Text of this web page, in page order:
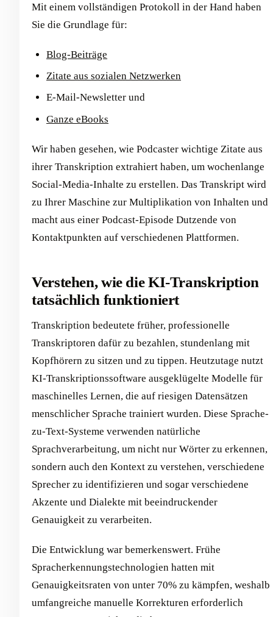
Mit einem vollständigen Protokoll in der Hand haben
Sie die Grundlage für:
Blog-Beiträge
Zitate aus sozialen Netzwerken
E-Mail-Newsletter und
Ganze eBooks
Wir haben gesehen, wie Podcaster wichtige Zitate aus
ihrer Transkription extrahiert haben, um wochenlange
Social-Media-Inhalte zu erstellen. Das Transkript wird
zu Ihrer Maschine zur Multiplikation von Inhalten und
macht aus einer Podcast-Episode Dutzende von
Kontaktpunkten auf verschiedenen Plattformen.
Verstehen, wie die KI-Transkription
tatsächlich funktioniert
Transkription bedeutete früher, professionelle
Transkriptoren dafür zu bezahlen, stundenlang mit
Kopfhörern zu sitzen und zu tippen. Heutzutage nutzt
KI-Transkriptionssoftware ausgeklügelte Modelle für
maschinelles Lernen, die auf riesigen Datensätzen
menschlicher Sprache trainiert wurden. Diese Sprache-
zu-Text-Systeme verwenden natürliche
Sprachverarbeitung, um nicht nur Wörter zu erkennen,
sondern auch den Kontext zu verstehen, verschiedene
Sprecher zu identifizieren und sogar verschiedene
Akzente und Dialekte mit beeindruckender
Genauigkeit zu verarbeiten.
Die Entwicklung war bemerkenswert. Frühe
Spracherkennungstechnologien hatten mit
Genauigkeitsraten von unter 70% zu kämpfen, weshalb
umfangreiche manuelle Korrekturen erforderlich